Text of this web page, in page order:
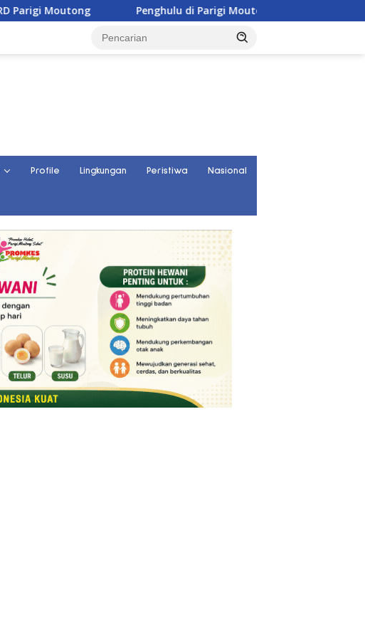
Penghulu di Parigi Moutong Diminta Aktif Cegah Perceraian dan
Profile Lingkungan Peristiwa Nasional